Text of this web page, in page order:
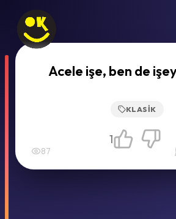
Acele işe, ben de
KLASIK
87
1